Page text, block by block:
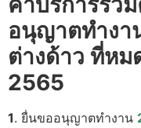
อนุญาตทำงา
ต่างด้าว ที่ห
2565
1. ยื่นขออนุญาตทำงาน